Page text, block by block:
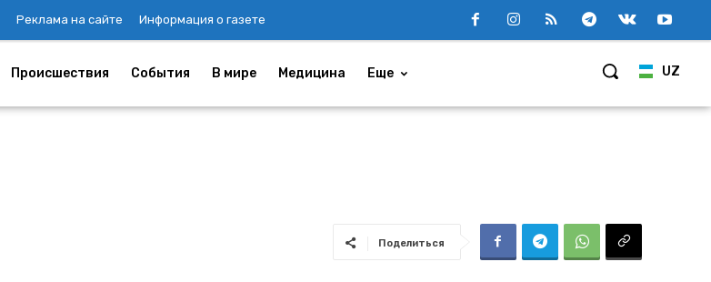
Реклама на сайте Информация о газете
UZ
Происшествия События В мире Медицина Еще
Поделиться